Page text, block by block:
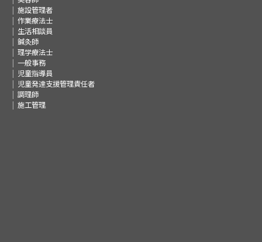
施設管理者
作業療法士
生活相談員
鍼灸師
理学療法士
一般事務
児童指導員
児童発達支援管理責任者
調理師
施工管理